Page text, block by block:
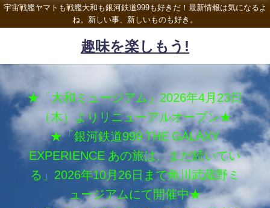
宇宙戦艦ヤマトも戦艦大和も銀河鉄道999も好きだ！最新情報は気になるよ
ね。新しい事、新しいものも好き。
趣味を楽しもう!
★「大和ミュージアム」2026年4月23日
（木）よりリニューアルオープン★
★「銀河鉄道999 THE GALAXY
EXPERIENCE あの旅は、まだ続いてい
る」2026年10月26日まで角川武蔵野ミ
ュージアムにて開催中★